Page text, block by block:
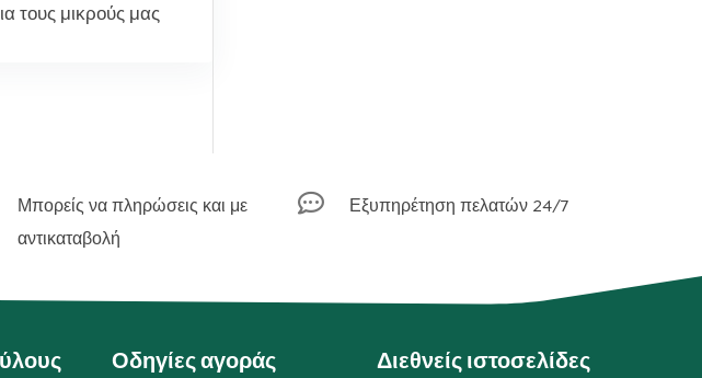
τους μικρούς μας
Μπορείς να πληρώσεις και με
αντικαταβολή
 Εξυπηρέτηση πελατών 24/7
Οδηγίες αγοράς
Διεθνείς ιστοσελίδες